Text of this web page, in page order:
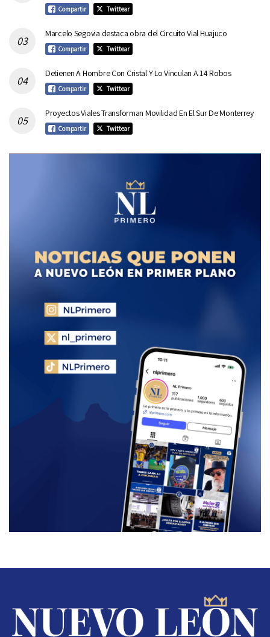
Compartir Twittear
Marcelo Segovia destaca obra del Circuito Vial Huajuco
Compartir Twittear
Detienen A Hombre Con Cristal Y Lo Vinculan A 14 Robos
Compartir Twittear
Proyectos Viales Transforman Movilidad En El Sur De Monterrey
Compartir Twittear